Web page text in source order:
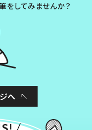
をしてみませんか？
へ